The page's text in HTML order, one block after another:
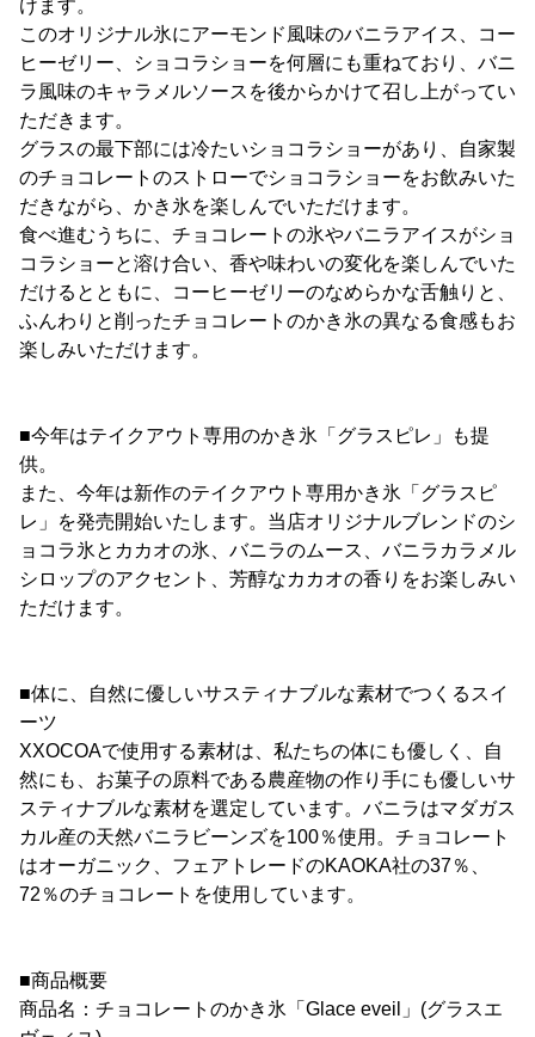
けます。
このオリジナル氷にアーモンド風味のバニラアイス、コー
ヒーゼリー、ショコラショーを何層にも重ねており、バニ
ラ風味のキャラメルソースを後からかけて召し上がってい
ただきます。
グラスの最下部には冷たいショコラショーがあり、自家製
のチョコレートのストローでショコラショーをお飲みいた
だきながら、かき氷を楽しんでいただけます。
食べ進むうちに、チョコレートの氷やバニラアイスがショ
コラショーと溶け合い、香や味わいの変化を楽しんでいた
だけるとともに、コーヒーゼリーのなめらかな舌触りと、
ふんわりと削ったチョコレートのかき氷の異なる食感もお
楽しみいただけます。
■今年はテイクアウト専用のかき氷「グラスピレ」も提
供。
また、今年は新作のテイクアウト専用かき氷「グラスピ
レ」を発売開始いたします。当店オリジナルブレンドのシ
ョコラ氷とカカオの氷、バニラのムース、バニラカラメル
シロップのアクセント、芳醇なカカオの香りをお楽しみい
ただけます。
■体に、自然に優しいサスティナブルな素材でつくるスイ
ーツ
XXOCOAで使用する素材は、私たちの体にも優しく、自
然にも、お菓子の原料である農産物の作り手にも優しいサ
スティナブルな素材を選定しています。バニラはマダガス
カル産の天然バニラビーンズを100％使用。チョコレート
はオーガニック、フェアトレードのKAOKA社の37％、
72％のチョコレートを使用しています。
■商品概要
商品名：チョコレートのかき氷「Glace eveil」(グラスエ